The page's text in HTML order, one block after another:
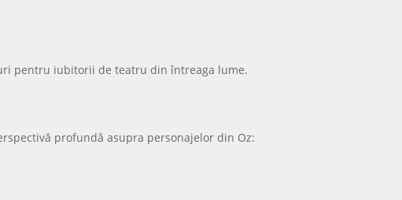
pentru iubitorii de teatru din întreaga lume.
profundă asupra personajelor din Oz: